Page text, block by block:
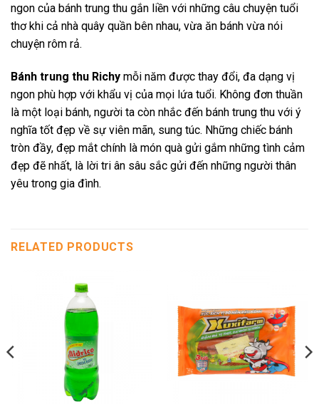
ngon của bánh trung thu gắn liền với những câu chuyện tuổi
thơ khi cả nhà quây quần bên nhau, vừa ăn bánh vừa nói
chuyện rôm rả.
Bánh trung thu Richy mỗi năm được thay đổi, đa dạng vị
ngon phù hợp với khẩu vị của mọi lứa tuổi. Không đơn thuần
là một loại bánh, người ta còn nhắc đến bánh trung thu với ý
nghĩa tốt đẹp về sự viên mãn, sung túc. Những chiếc bánh
tròn đầy, đẹp mắt chính là món quà gửi gắm những tình cảm
đẹp đẽ nhất, là lời tri ân sâu sắc gửi đến những người thân
yêu trong gia đình.
RELATED PRODUCTS